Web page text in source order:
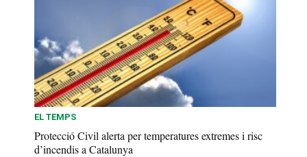
EL TEMPS
Protecció Civil alerta per temperatures extremes i risc
d’incendis a Catalunya